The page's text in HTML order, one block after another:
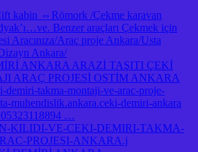
kabin ⇔Römork /Çekme karavan
Benzer araçları Çekmek için
Aracınıza/Araç proje Ankara/Usta
Ankara/
ANKARA ARAZİ TAŞITI ÇEKİ
ARAÇ PROJESİ OSTİM ANKARA
demiri-takma-montaji-ve-arac-proje-
muhendislik.ankara.ceki-demiri-ankara
…
KILIDI-VE-CEKI-DEMIRI-TAKMA-
PROJESI-ANKARA.j